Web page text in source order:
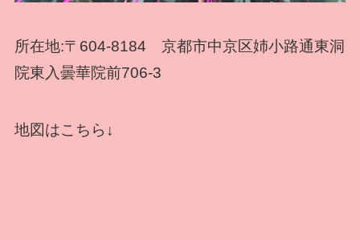
所在地:〒604-8184 京都市中京区姉小路通東洞
院東入曇華院前706-3
地図はこちら↓